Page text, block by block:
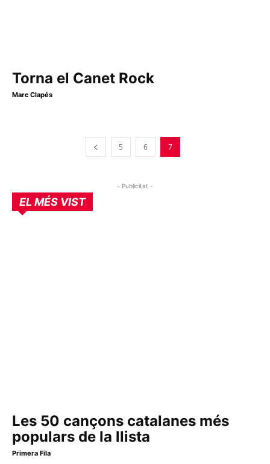
Torna el Canet Rock
Marc Clapés
5 6 7
- Publicitat -
EL MÉS VIST
Les 50 cançons catalanes més
populars de la llista
Primera Fila